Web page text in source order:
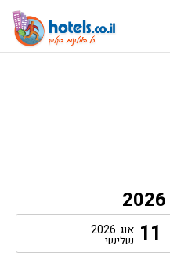
11 אוג 2026
שלישי